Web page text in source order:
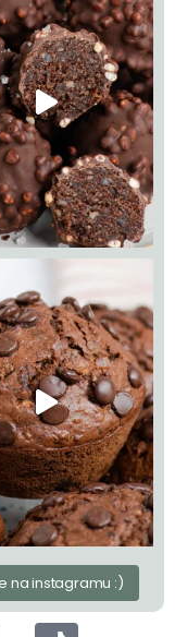
na instagramu :)